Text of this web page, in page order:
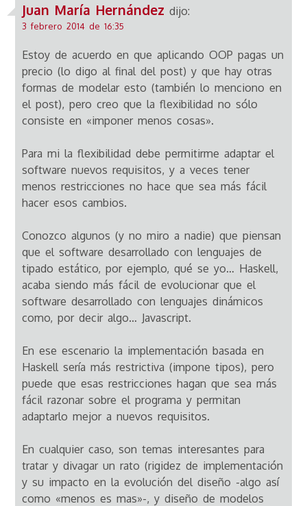
Juan María Hernández dijo:
3 febrero 2014 de 16:35
Estoy de acuerdo en que aplicando OOP pagas un
precio (lo digo al final del post) y que hay otras
formas de modelar esto (también lo menciono en
el post), pero creo que la flexibilidad no sólo
consiste en «imponer menos cosas».
Para mi la flexibilidad debe permitirme adaptar el
software nuevos requisitos, y a veces tener
menos restricciones no hace que sea más fácil
hacer esos cambios.
Conozco algunos (y no miro a nadie) que piensan
que el software desarrollado con lenguajes de
tipado estático, por ejemplo, qué se yo… Haskell,
acaba siendo más fácil de evolucionar que el
software desarrollado con lenguajes dinámicos
como, por decir algo… Javascript.
En ese escenario la implementación basada en
Haskell sería más restrictiva (impone tipos), pero
puede que esas restricciones hagan que sea más
fácil razonar sobre el programa y permitan
adaptarlo mejor a nuevos requisitos.
En cualquier caso, son temas interesantes para
tratar y divagar un rato (rigidez de implementación
y su impacto en la evolución del diseño -algo así
como «menos es mas»-, y diseño de modelos